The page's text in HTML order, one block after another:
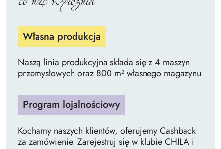
Własna produkcja
Naszą linia produkcyjna składa się z 4 maszyn
przemysłowych oraz 800 m² własnego magazynu
Program lojalnościowy
Kochamy naszych klientów, oferujemy Cashback
za zamówienie. Zarejestruj się w klubie CHILA i